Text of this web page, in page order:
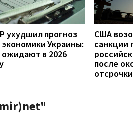
ухудшил прогноз
экономики Украины:
ожидают в 2026
США
санкции
после
отсрочки